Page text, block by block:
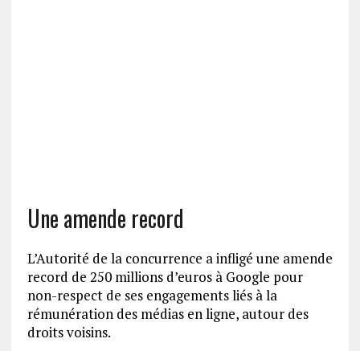
Une amende record
L’Autorité de la concurrence a infligé une amende
record de 250 millions d’euros à Google pour
non-respect de ses engagements liés à la
rémunération des médias en ligne, autour des
droits voisins.